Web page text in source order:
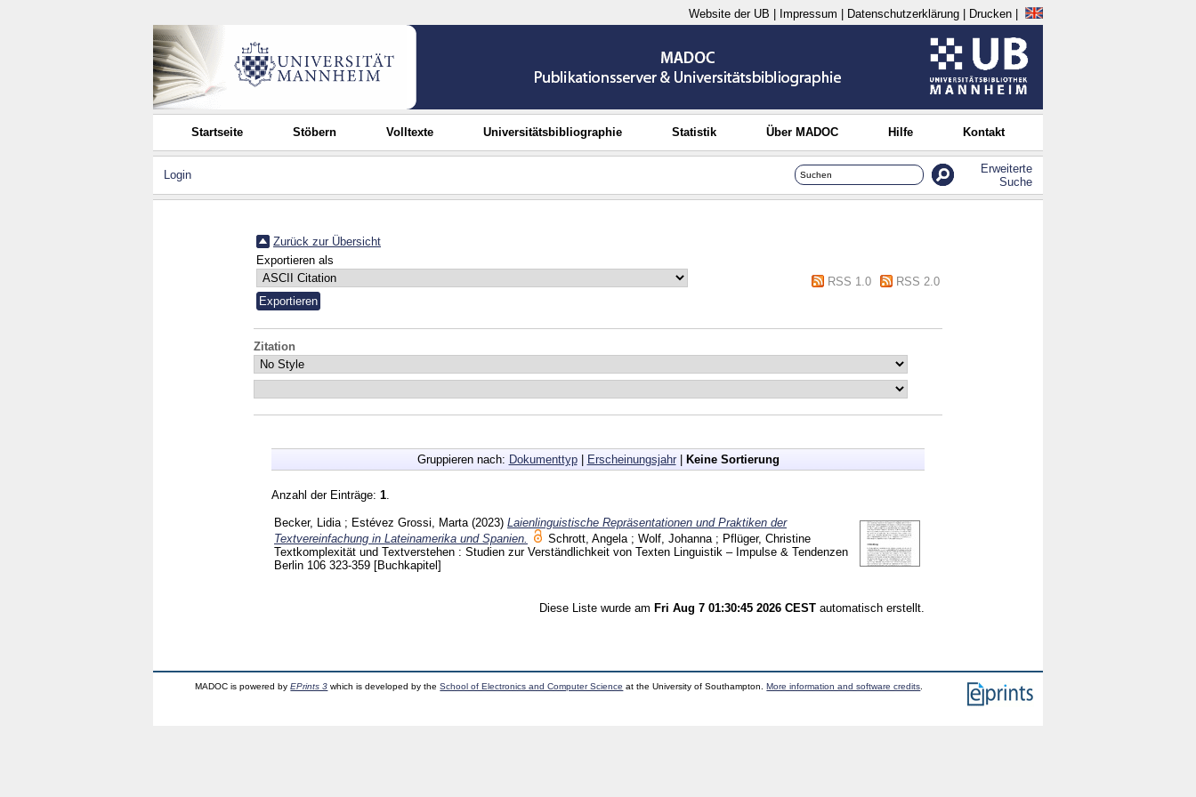
Website der UB Impressum Datenschutzerklärung Drucken
Startseite Stöbern Volltexte Universitätsbibliographie Statistik Über MADOC Hilfe Kontakt
Login
Erweiterte
Suche
Zurück zur Übersicht
Exportieren als
RSS 1.0
RSS 2.0
Zitation
Gruppieren nach: Dokumenttyp| Erscheinungsjahr| Keine Sortierung
Anzahl der Einträge: 1
Becker, Lidia ; Estévez Grossi, Marta (2023) Laienlinguistische Repräsentationen und Praktiken der
Textvereinfachung in Lateinamerika und Spanien.
Schrott, Angela ; Wolf, Johanna ; Pflüger, Christine
Textkomplexität und Textverstehen : Studien zur Verständlichkeit von Texten Linguistik – Impulse & Tendenzen
Berlin 106 323-359 [Buchkapitel]
Diese Liste wurde am Fri Aug 7 01:30:45 2026 CEST automatisch erstellt.
MADOC is powered byEPrints 3 which is developed by theSchool of Electronics and Computer Science at the University of Southampton.More information and software credits